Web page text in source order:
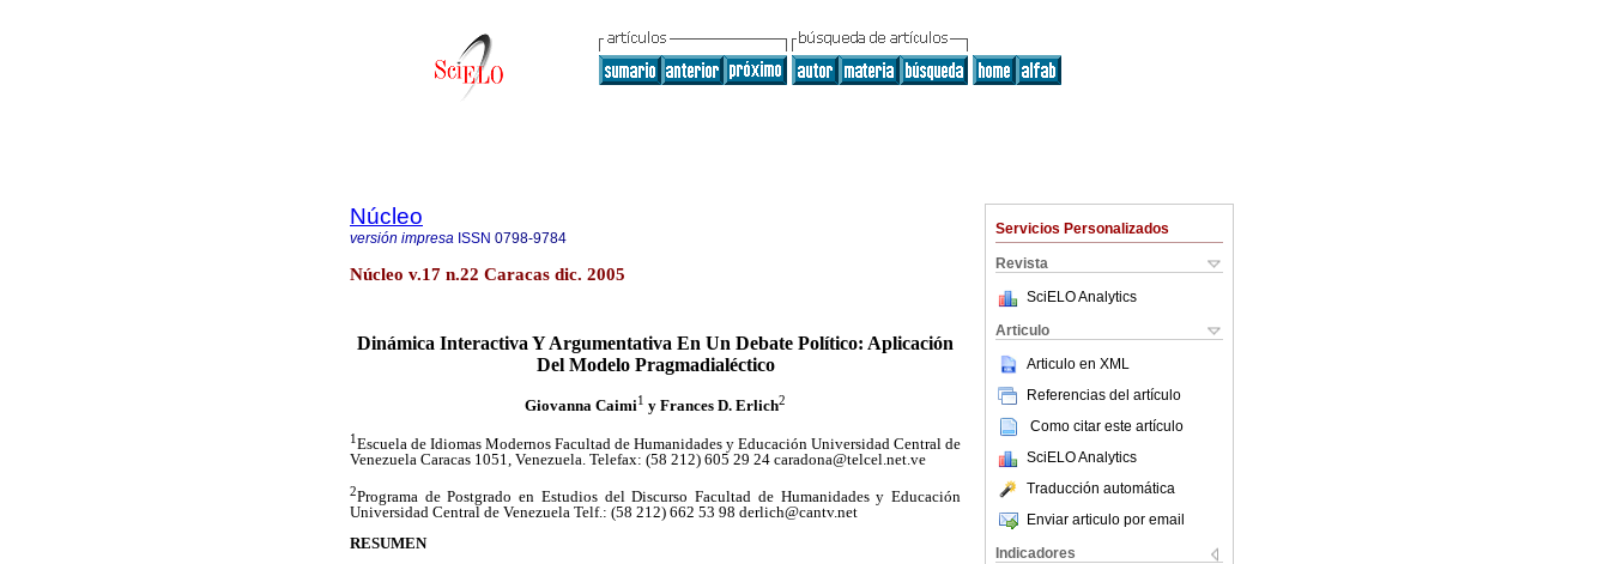
Servicios Personalizados
Revista
SciELO Analytics
Articulo
Articulo en XML
Referencias del artículo
Como citar este artículo
SciELO Analytics
Traducción automática
Enviar articulo por email
Indicadores
Núcleo
versión impresa ISSN 0798-9784
Núcleo v.17 n.22 Caracas dic. 2005
Dinámica Interactiva Y Argumentativa En Un Debate Político: Aplicación
Del Modelo Pragmadialéctico
Giovanna Caimi1 y Frances D. Erlich2
1Escuela de Idiomas Modernos Facultad de Humanidades y Educación Universidad Central de
Venezuela Caracas 1051, Venezuela. Telefax: (58 212) 605 29 24 caradona@telcel.net.ve
2Programa de Postgrado en Estudios del Discurso Facultad de Humanidades y Educación
Universidad Central de Venezuela Telf.: (58 212) 662 53 98 derlich@cantv.net
RESUMEN